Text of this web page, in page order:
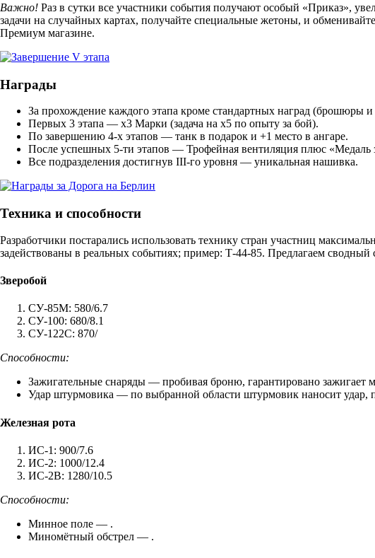
Важно! Раз в сутки все участники события получают особый «Приказ»,
задачи на случайных картах, получайте специальные жетоны, и
Премиум магазине.
Награды
За прохождение каждого этапа кроме стандартных наград (брошюры
Первых 3 этапа — x3 Марки (задача на x5 по опыту за бой).
По завершению 4-х этапов — танк в подарок и +1 место в ангаре.
После успешных 5-ти этапов — Трофейная вентиляция плюс «Медаль
Все подразделения достигнув III-го уровня — уникальная нашивка.
Техника и способности
Разработчики постарались использовать технику стран участниц
задействованы в реальных событиях; пример: Т-44-85. Предлагаем
Зверобой
СУ-85М: 580/6.7
СУ-100: 680/8.1
СУ-122С: 870/
Способности:
Зажигательные снаряды — пробивая броню, гарантировано зажигает
Удар штурмовика — по выбранной области штурмовик наносит удар,
Железная рота
ИС-1 : 900/7.6
ИС-2: 1000/12.4
ИС-2В: 1280/10.5
Способности:
Минное поле — .
Миномётный обстрел — .